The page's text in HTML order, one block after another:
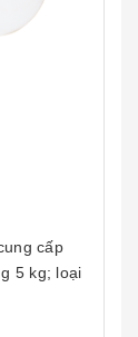
cấp
5 kg; loại